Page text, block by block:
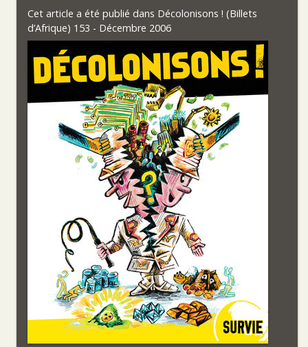
Cet article a été publié dans Décolonisons ! (Billets
d’Afrique) 153 - Décembre 2006